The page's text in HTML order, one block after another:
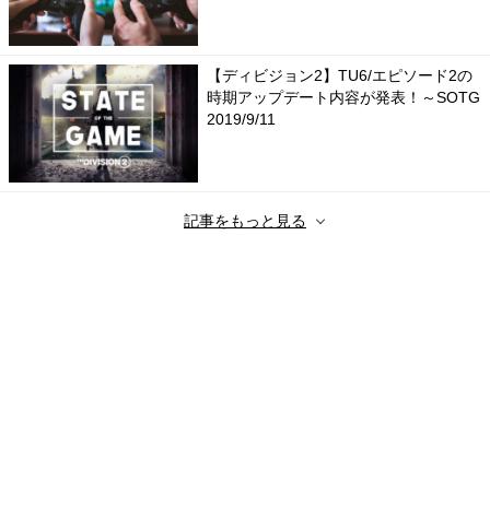
【ディビジョン2】TU6/エピソード2の
時期アップデート内容が発表！～SOTG
2019/9/11
記事をもっと見る